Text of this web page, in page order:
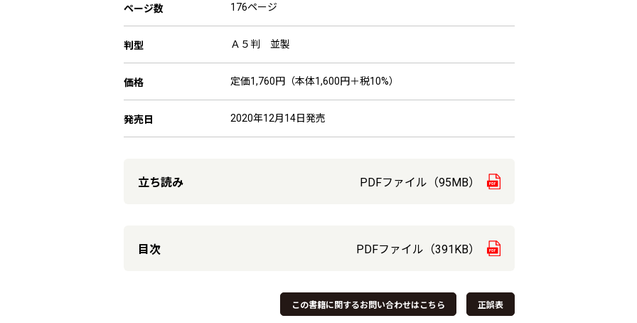
ページ数 176ページ
判型 Ａ５判 並製
価格 定価1,760円（本体1,600円＋税10%）
発売日 2020年12月14日発売
立ち読み PDFファイル（95MB）
目次 PDFファイル（391KB）
この書籍に関するお問い合わせはこちら 正誤表